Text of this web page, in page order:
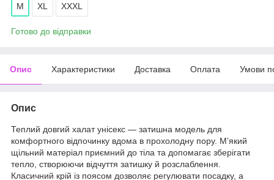
M XL XXXL
Готово до відправки
Опис Характеристики Доставка Оплата Умови
Опис
Теплий довгий халат унісекс — затишна модель для
комфортного відпочинку вдома в прохолодну пору. М’який
щільний матеріал приємний до тіла та допомагає зберігати
тепло, створюючи відчуття затишку й розслаблення.
Класичний крій із поясом дозволяє регулювати посадку, а